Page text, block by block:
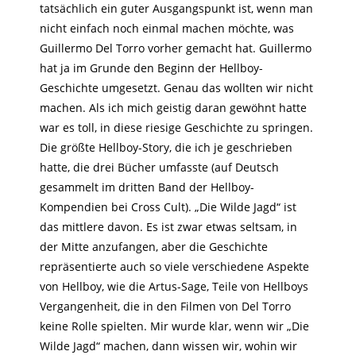
tatsächlich ein guter Ausgangspunkt ist, wenn man
nicht einfach noch einmal machen möchte, was
Guillermo Del Torro vorher gemacht hat. Guillermo
hat ja im Grunde den Beginn der Hellboy-
Geschichte umgesetzt. Genau das wollten wir nicht
machen. Als ich mich geistig daran gewöhnt hatte
war es toll, in diese riesige Geschichte zu springen.
Die größte Hellboy-Story, die ich je geschrieben
hatte, die drei Bücher umfasste (auf Deutsch
gesammelt im dritten Band der Hellboy-
Kompendien bei Cross Cult). „Die Wilde Jagd“ ist
das mittlere davon. Es ist zwar etwas seltsam, in
der Mitte anzufangen, aber die Geschichte
repräsentierte auch so viele verschiedene Aspekte
von Hellboy, wie die Artus-Sage, Teile von Hellboys
Vergangenheit, die in den Filmen von Del Torro
keine Rolle spielten. Mir wurde klar, wenn wir „Die
Wilde Jagd“ machen, dann wissen wir, wohin wir